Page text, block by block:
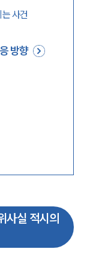
사건
방향
사실 적시의